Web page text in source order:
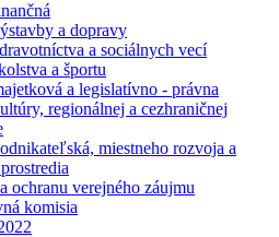
a dopravy
a sociálnych vecí
a športu
a legislatívno - právna
regionálnej a cezhraničnej
miestneho rozvoja a
ochranu verejného záujmu
komisia